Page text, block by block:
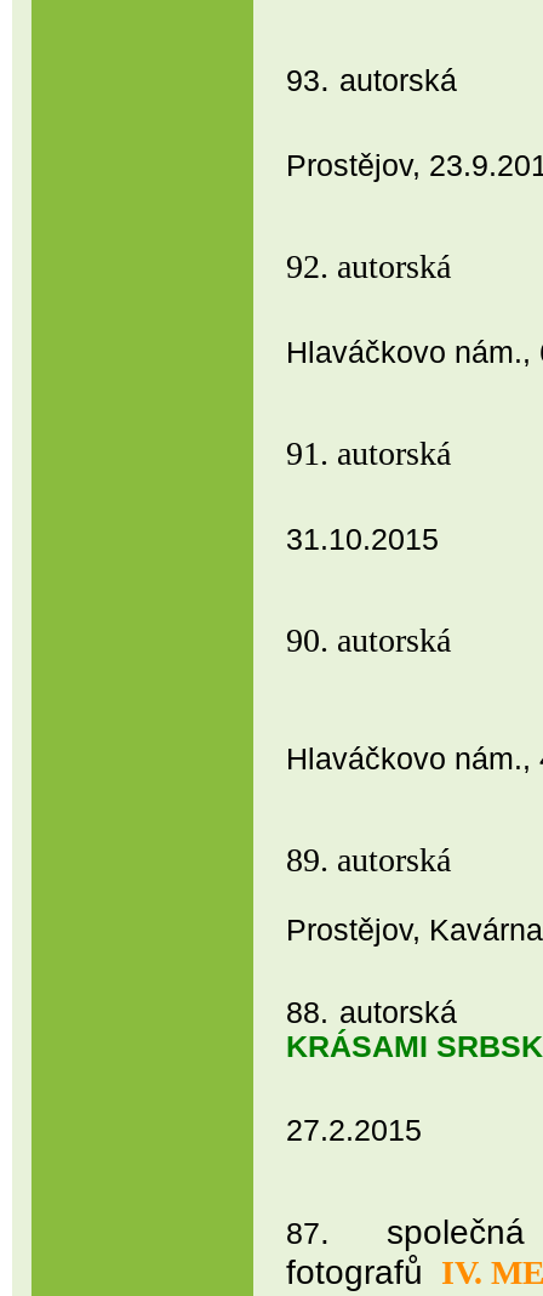
93. autorská
Prostějov,
92.
Hlaváčkovo nám.,
91.
31.10.2015
90.
Hlaváčkovo nám.,
89.
Prostějov,
88.
KRÁSAMI
27.2.2015
87. společná
fotografů IV.